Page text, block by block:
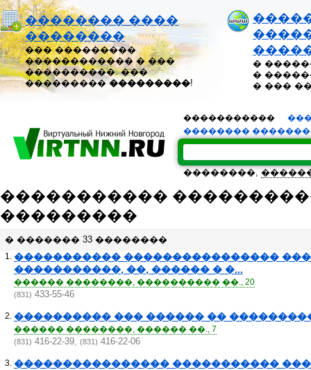
�������� ����
��������
��� ���������
������������ � ���
����������. ���
������������������!
�
�
� ���
�����������
��������
��������,
�����������
���������
� ������� 33 ��������
1. ����������� ����������������
�����������, ��, ������ � �...
������ ��������, ���������� ��., 20
(831) 433-55-46
2. ���������� ��� ������ ��
������ ��������, ������ ��., 7
(831) 416-22-39, (831) 416-22-06
3. ���������������� �����������